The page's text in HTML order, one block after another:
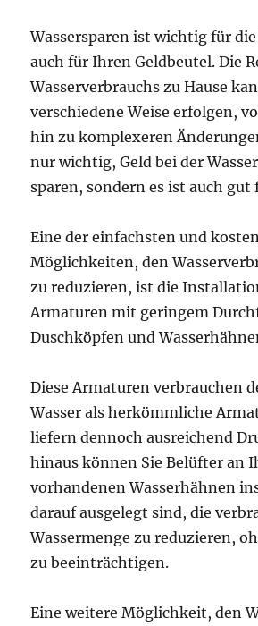
Wassersparen ist wichtig für
auch für Ihren Geldbeutel. Die
Wasserverbrauchs zu Hause
verschiedene Weise erfolgen,
hin zu komplexeren
nur wichtig, Geld bei der
sparen, sondern es ist auch gut
Eine der einfachsten und
Möglichkeiten, den
zu reduzieren, ist die
Armaturen mit geringem
Duschköpfen und
Diese Armaturen verbrauchen
Wasser als herkömmliche
liefern dennoch ausreichend
hinaus können Sie Belüfter an
vorhandenen Wasserhähnen
darauf ausgelegt sind, die
Wassermenge zu reduzieren,
zu beeinträchtigen.
Eine weitere Möglichkeit, den